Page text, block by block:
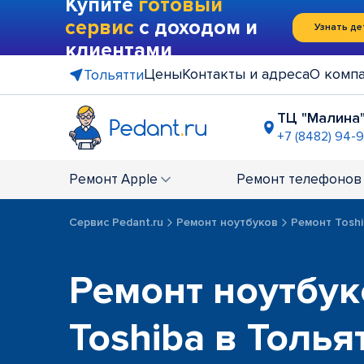
Купите готовый
сервис с доходом и
клиентами
Узнать
ТольяттиЦеныКонтакты и адресаО
ТЦ "Малина"
+7 (8482) 94-
+7 (8482)
напротив
+7 (8482)
Ремонт Apple Ремонт телефонов
Сервис Pedant.ru Ремонт ноутбуков Ремонт
Ремонт
Toshiba в